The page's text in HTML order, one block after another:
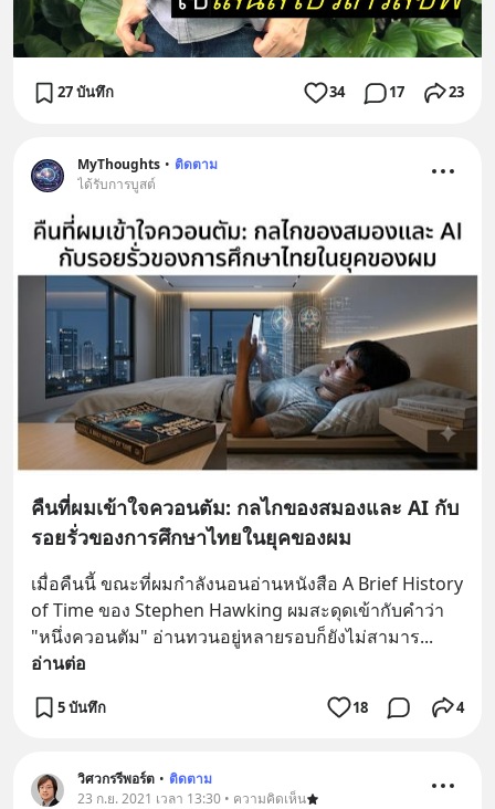
27 บันทึก 34 17 23
MyThoughts • ติดตาม
ได้รับการบูสต์
คืนที่ผมเข้าใจควอนตัม: กลไกของสมองและ AI กับ
รอยรั่วของการศึกษาไทยในยุคของผม
เมื่อคืนนี้ ขณะที่ผมกำลังนอนอ่านหนังสือ A Brief History
of Time ของ Stephen Hawking ผมสะดุดเข้ากับคำว่า
"หนึ่งควอนตัม" อ่านทวนอยู่หลายรอบก็ยังไม่สามาร
อ่านต่อ
5 บันทึก 18 4
วิศวกรรีพอร์ต • ติดตาม
23 ก.ย. 2021 เวลา 13:30 • ความคิดเห็น